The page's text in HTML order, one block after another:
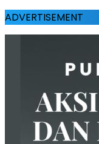
ADVERTISEMENT